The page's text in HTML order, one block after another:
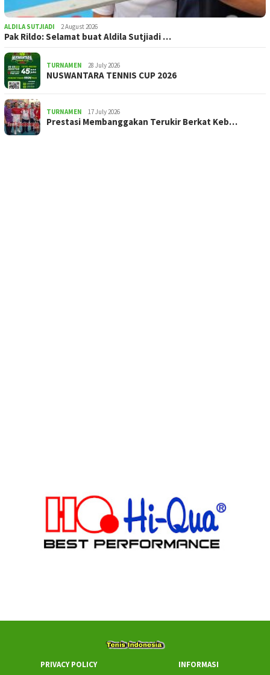
ALDILA SUTJIADI 2 August 2026
Pak Rildo: Selamat buat Aldila Sutjiadi …
TURNAMEN 28 July 2026
NUSWANTARA TENNIS CUP 2026
TURNAMEN 17 July 2026
Prestasi Membanggakan Terukir Berkat Keb…
PRIVACY POLICY INFORMASI